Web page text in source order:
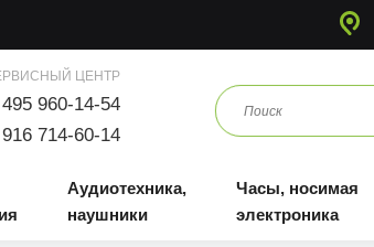
ЦЕНТР
960-14-54
714-60-14
Аудиотехника,
наушники
Часы, носимая
электроника